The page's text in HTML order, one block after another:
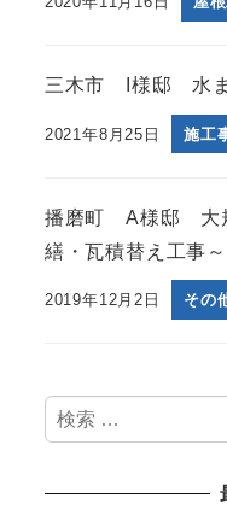
三木市 I様邸 水ま
2021年8月25日 施工
播磨町 A様邸 大
繕・瓦積替え工事～
2019年12月2日 その
検
索